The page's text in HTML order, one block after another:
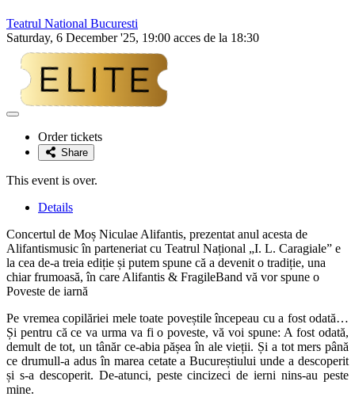
Teatrul National Bucuresti
Saturday, 6 December '25, 19:00 acces de la 18:30
Adaugă
favoriteOrder tickets
Share
This event is over.
Details
Concertul de Moș Niculae Alifantis, prezentat anul acesta de
Alifantismusic în parteneriat cu Teatrul Național „I. L. Caragiale” e
la cea de-a treia ediție și putem spune că a devenit o tradiție, una
chiar frumoasă, în care Alifantis & FragileBand vă vor spune o
Poveste de iarnă
Pe vremea copilăriei mele toate poveștile începeau cu a fost odată…
Și pentru că ce va urma va fi o poveste, vă voi spune: A fost odată,
demult de tot, un tânăr ce-abia pășea în ale vieții. Și a tot mers până
ce drumull-a adus în marea cetate a Bucureștiului unde a descoperit
și s-a descoperit. De-atunci, peste cincizeci de ierni nins-au peste
mine.